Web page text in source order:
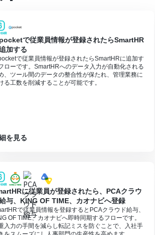
で従業員情報が登録されたらSmartHR
加する
で従業員情報が登録されたらSmartHRに追加す
ローです。SmartHRへのデータ入力が自動化される
、ツール間のデータの整合性が保たれ、管理業務に
る工数を削減することが可能です。
を見る
に従業員が登録されたら、PCAクラウ
与、KING OF TIME、カオナビへ登録
で従業員情報を登録するとPCAクラウド給与、
OF TIME、カオナビへ即時同期するフローです。
入力の手間を減らし転記ミスを防ぐことで、入社手